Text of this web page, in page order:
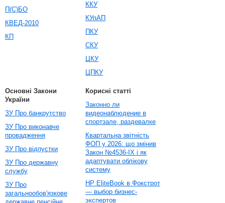
П(С)БО
КВЕД-2010
КП
ККУ
КУпАП
ПКУ
СКУ
ЦКУ
ЦПКУ
Основні Закони
України
ЗУ Про банкрутство
ЗУ Про виконавче
провадження
ЗУ Про відпустки
ЗУ Про державну
службу
ЗУ Про
загальнообов'язкове
Корисні статті
Законно ли
видеонаблюдение в
спортзале, раздевалке
Квартальна звітність
ФОП у 2026: що змінив
Закон №4536-IX і як
адаптувати облікову
систему
HP EliteBook в Фокстрот
— выбор бизнес-
экспертов